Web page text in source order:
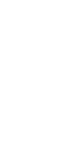
A pesar del
que seguir
vienes aquí
puesto
domina,
la
hubiésemos